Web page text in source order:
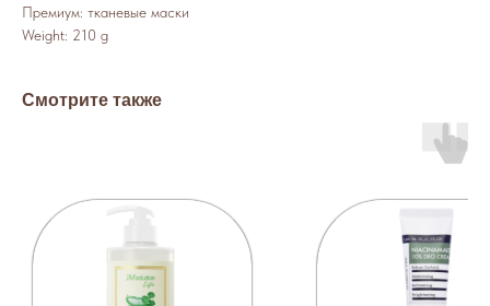
Премиум: тканевые маски
Weight: 210 g
Смотрите также